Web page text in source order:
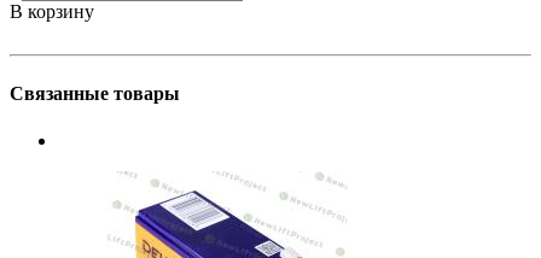
В корзину
Связанные товары